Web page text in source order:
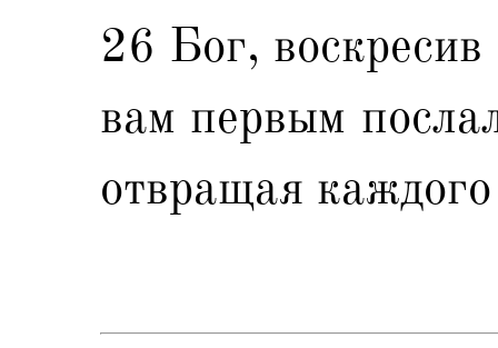
26 Бог,
вам первым
отвращая